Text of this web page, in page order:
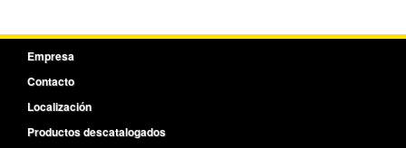
Empresa
Contacto
Localización
Productos descatalogados